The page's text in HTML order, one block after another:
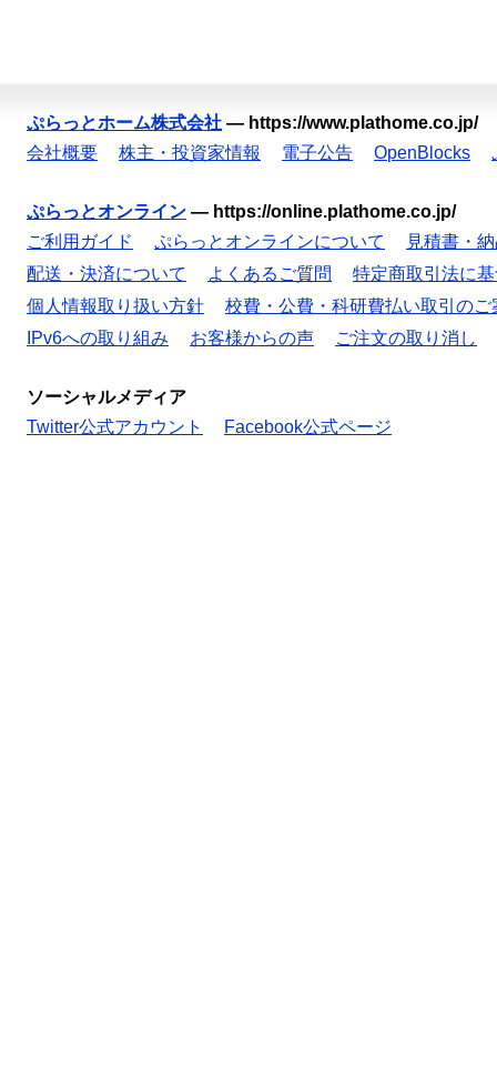
ぷらっとホーム株式会社 — https://www.plathome.co.jp/
会社概要
株主・投資家情報 電子公告 OpenBlocks
ぷらっとオンライン — https://online.plathome.co.jp/
ご利用ガイド
ぷらっとオンラインについて
見積書・
配送・決済について
よくあるご質問
特定商取引法に
個人情報取り扱い方針
校費・公費・科研費払い取引のご
IPv6への取り組み
お客様からの声 ご注文の取り消し
ソーシャルメディア
Twitter公式アカウント
Facebook公式ページ